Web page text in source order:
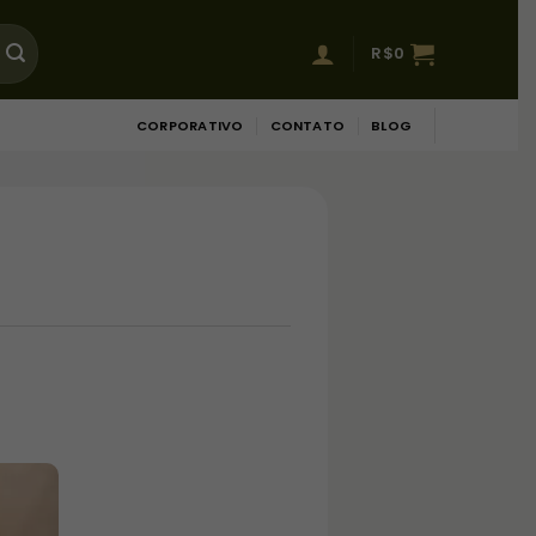
R$0
CORPORATIVO CONTATO BLOG